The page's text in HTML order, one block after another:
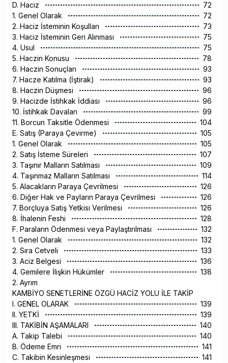
D. Haciz
72
1. Genel Olarak
72
2. Haciz İsteminin Koşulları
73
3. Haciz İsteminin Geri Alınması
75
4. Usul
75
5. Haczin Konusu
78
6. Haczin Sonuçları
93
7. Hacze Katılma (İştirak)
93
8. Haczin Düşmesi
96
9. Hacizde İstihkak İddiası
96
10. İstihkak Davaları
99
11. Borcun Taksitle Ödenmesi
104
E. Satış (Paraya Çevirme)
105
1. Genel Olarak
105
2. Satış İsteme Süreleri
107
3. Taşınır Malların Satılması
109
4. Taşınmaz Malların Satılması
114
5. Alacakların Paraya Çevrilmesi
126
6. Diğer Hak ve Payların Paraya Çevrilmesi
126
7. Borçluya Satış Yetkisi Verilmesi
126
8. İhalenin Feshi
128
F. Paraların Ödenmesi veya Paylaştırılması
132
1. Genel Olarak
132
2. Sıra Cetveli
133
3. Aciz Belgesi
136
4. Gemilere İlişkin Hükümler
138
2. Ayrım
KAMBİYO SENETLERİNE ÖZGÜ HACİZ YOLU İLE TAKİP
I. GENEL OLARAK
139
II. YETKİ
139
III. TAKİBİN AŞAMALARI
140
A. Takip Talebi
140
B. Ödeme Emri
141
C. Takibin Kesinleşmesi
141